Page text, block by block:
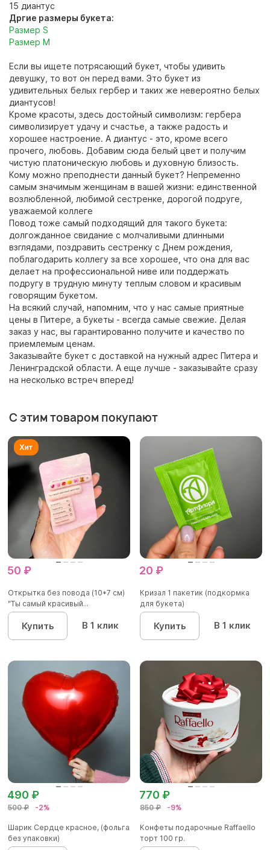
15 диантус
Дргие размеры букета:
Размер S
Размер М
Если вы ищете потрясающий букет, чтобы удивить
девушку, то вот он перед вами. Это букет из
удивительных белых гербер и таких же невероятно белых
диантусов!
Кроме красоты, здесь достойный символизм: гербера
символизирует удачу и счастье, а также радость и
хорошее настроение. А диантус - это, кроме всего
прочего, любовь. Добавим сюда белый цвет и получим
чистую платоническую любовь и духовную близость.
Кому можно преподнести данный букет? Непременно
самым значимым женщинам в вашей жизни: единственной
возлюбленной, любимой сестренке, дорогой подруге,
уважаемой коллеге
Повод тоже самый подходящий для такого букета:
долгожданное свидание с молчаливыми длинными
взглядами, поздравить сестренку с Днем рождения,
поблагодарить коллегу за все хорошее, что она для вас
делает на профессиональной ниве или поддержать
подругу в трудную минуту теплым словом и красивым
говорящим букетом.
На всякий случай, напомним, что у нас самые приятные
цены в Питере, а букеты - всегда самые свежие. Делая
заказ у нас, вы гарантированно получите и качество по
приемлемым ценам.
Заказывайте букет с доставкой на нужный адрес Питера и
Ленинградской области. А еще лучше - заказывайте сразу
на несколько встреч вперед!
С этим товаром покупают
50 ₽
Открытка без повода (10*7 см)
"Ты самый красивый...
Купить В 1 клик
20 ₽
Кризал 1 пакетик (подкормка
для букета)
Купить В 1 клик
500 ₽ -2%
490 ₽
Шарик Сердце красное, (фольга
без упаковки)
850 ₽ -9%
770 ₽
Конфеты подарочные Raffaello
торт 100 гр.